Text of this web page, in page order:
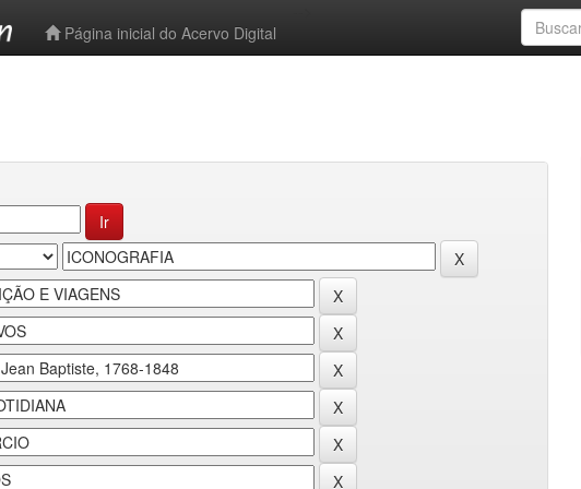
Página inicial do Acervo Digital